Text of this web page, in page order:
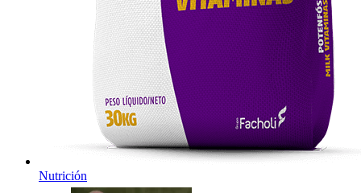
Nutrición